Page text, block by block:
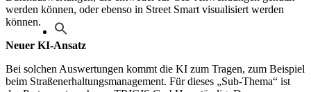
werden können, oder ebenso in Street Smart visualisiert werden
können.
Neuer KI-Ansatz
Bei solchen Auswertungen kommt die KI zum Tragen, zum Beispiel
beim Straßenerhaltungsmanagement. Für dieses „Sub-Thema“ ist